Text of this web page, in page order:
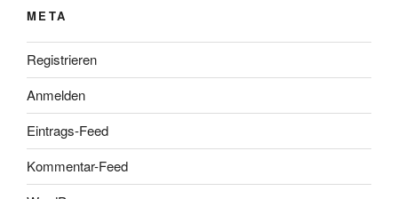
META
Registrieren
Anmelden
Eintrags-Feed
Kommentar-Feed